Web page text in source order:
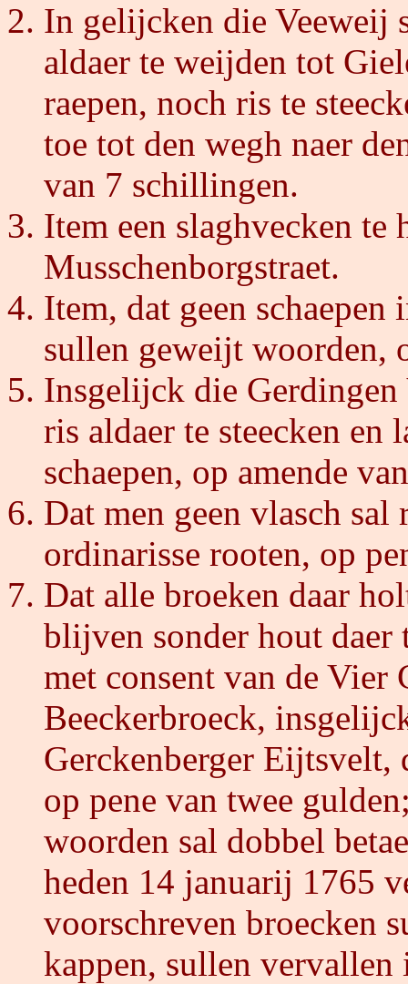
In gelijcken die Veeweij
aldaer te weijden tot
raepen, noch ris te
toe tot den wegh naer
van 7 schillingen.
Item een slaghvecken te
Musschenborgstraet.
Item, dat geen schaepen
sullen geweijt woorden,
Insgelijck die
ris aldaer te steecken en
schaepen, op amende
Dat men geen vlasch sal
ordinarisse rooten, op
Dat alle broeken daar
blijven sonder hout daer
met consent van de Vier
Beeckerbroeck,
Gerckenberger Eijtsvelt,
op pene van twee
woorden sal dobbel
heden 14 januarij 1765
voorschreven broecken
kappen, sullen vervallen